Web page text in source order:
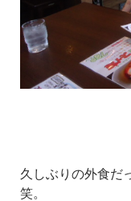
久しぶりの外食だ
笑。